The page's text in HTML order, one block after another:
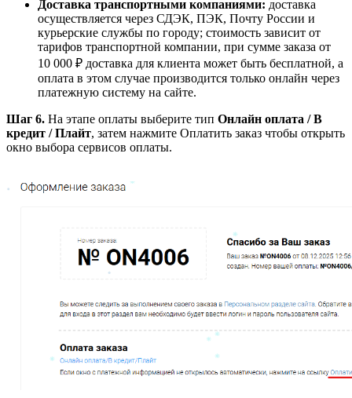
Доставка транспортными компаниями: доставка
осуществляется через СДЭК, ПЭК, Почту России и
курьерские службы по городу; стоимость зависит от
тарифов транспортной компании, при сумме заказа от
10 000 ₽ доставка для клиента может быть бесплатной, а
оплата в этом случае производится только онлайн через
платежную систему на сайте.
Шаг 6. На этапе оплаты выберите тип Онлайн оплата / В
кредит / Плайт, затем нажмите Оплатить заказ чтобы открыть
окно выбора сервисов оплаты.